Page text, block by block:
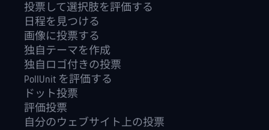
投票して選択肢を評価する
日程を見つける
画像に投票する
独自テーマを作成
独自ロゴ付きの投票
PollUnit を評価する
ドット投票
評価投票
自分のウェブサイト上の投票